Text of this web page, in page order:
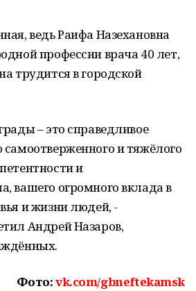
ведь Раифа Назехановна
профессии врача 40 лет,
трудится в городской
– это справедливое
самоотверженного и тяжёлого
и
вашего огромного вклада в
и жизни людей, -
Андрей Назаров,
Фото:vk.com/gbneftekamsk